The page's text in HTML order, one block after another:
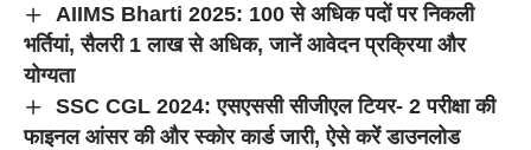
AIIMS Bharti 2025: 100 से अधिक पदों पर निकली
भर्तियां, सैलरी 1 लाख से अधिक, जानें आवेदन प्रक्रिया और
योग्यता
SSC CGL 2024: एसएससी सीजीएल टियर- 2 परीक्षा की
फाइनल आंसर की और स्कोर कार्ड जारी, ऐसे करें डाउनलोड